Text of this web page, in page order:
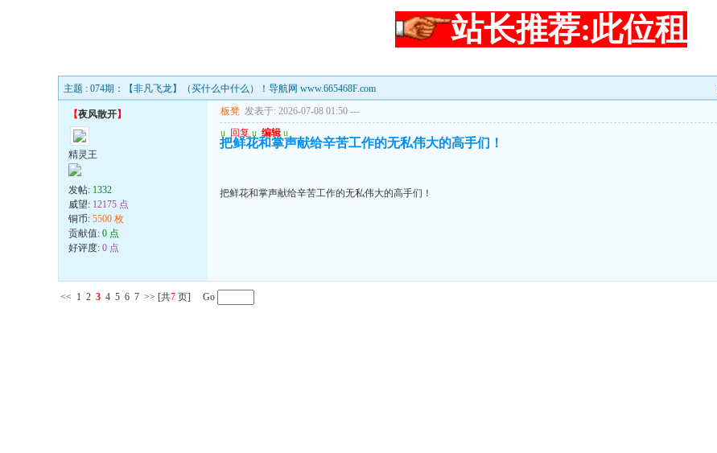
站长推荐:此位租
主题 : 074期：【非凡飞龙】（买什么中什么）！导航网 www.665468F.com
【夜风散开】
精灵王
发帖: 1332
威望: 12175 点
铜币: 5500 枚
贡献值: 0 点
好评度: 0 点
板凳 发表于: 2026-07-08 01:50 ---
u 回复 u 编辑 u
把鲜花和掌声献给辛苦工作的无私伟大的高手们！
把鲜花和掌声献给辛苦工作的无私伟大的高手们！
<< 1 2 3 4 5 6 7 >> [共7 页] Go